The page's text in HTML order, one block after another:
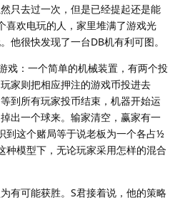
只去过一次，但是已经提起还是能
喜欢电玩的人，家里堆满了游戏光
他很快发现了一台DB机有利可图。
戏：一个简单的机械装置，有两个投
家则把相应押注的游戏币投进去
到所有玩家投币结束，机器开始运
出一个球来。输家清空，赢家有一
到这个赌局等于说老板为一个各占½
种模型下，无论玩家采用怎样的混合
有可能获胜。S君接着说，他的策略